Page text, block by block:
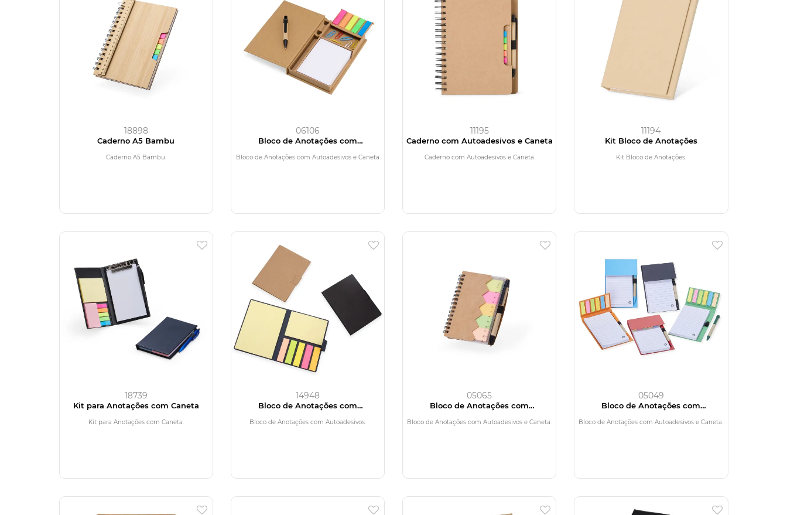
18898
Caderno A5 Bambu
Caderno A5 Bambu.
06106
Bloco de Anotações com
Autoadesivos e Caneta
Bloco de Anotações com Autoadesivos e Caneta
11195
Caderno com Autoadesivos e Caneta
Caderno com Autoadesivos e Caneta
11194
Kit Bloco de Anotações
Kit Bloco de Anotações.
18739
Kit para Anotações com Caneta
Kit para Anotações com Caneta.
14948
Bloco de Anotações com
Autoadesivos
Bloco de Anotações com Autoadesivos.
05065
Bloco de Anotações com
Autoadesivos e Caneta
Bloco de Anotações com Autoadesivos e Caneta.
05049
Bloco de Anotações com
Autoadesivos e Caneta
Bloco de Anotações com Autoadesivos e Caneta.